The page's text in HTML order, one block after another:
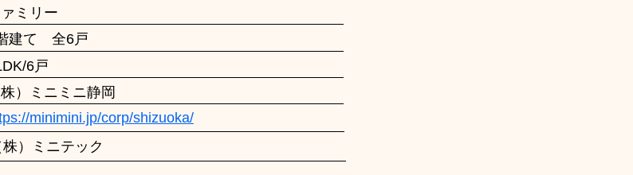
ミリー
建て 全6戸
6戸
株）ミニミニ静岡
minimini.jp/corp/shizuoka/
株）ミニテック